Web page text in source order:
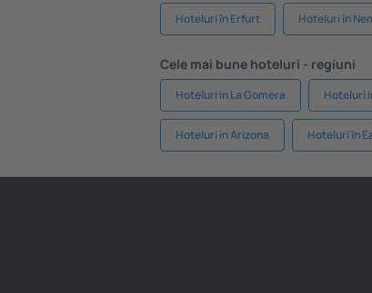
Hoteluri în Erfurt Hoteluri în
Cele mai bune hoteluri - regiuni
Hoteluri in La Gomera Hoteluri
Hoteluri in Arizona Hoteluri în